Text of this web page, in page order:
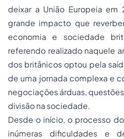
deixar a União Europeia
grande impacto que
economia e sociedade
referendo realizado naquele
dos britânicos optou pela
de uma jornada complexa e
negociações árduas,
divisão na sociedade.
Desde o início, o processo
inúmeras dificuldades e